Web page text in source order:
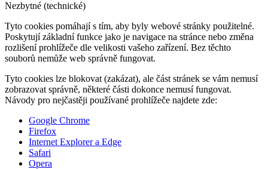
Nezbytné (technické)
Tyto cookies pomáhají s tím, aby byly webové stránky použitelné.
Poskytují základní funkce jako je navigace na stránce nebo změna
rozlišení prohlížeče dle velikosti vašeho zařízení. Bez těchto
souborů nemůže web správně fungovat.
Tyto cookies lze blokovat (zakázat), ale část stránek se vám nemusí
zobrazovat správně, některé části dokonce nemusí fungovat.
Návody pro nejčastěji používané prohlížeče najdete zde:
Google Chrome
Firefox
Internet Explorer a Edge
Safari
Opera